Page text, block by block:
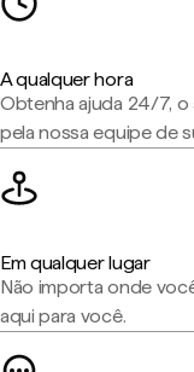
A qualquer hora
Obtenha ajuda 24/7,
pela nossa equipe de
Em qualquer lugar
Não importa onde
aqui para você.